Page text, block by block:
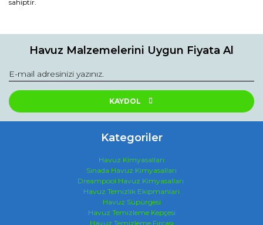
sahiptir.
Havuz Malzemelerini Uygun Fiyata Al
KAYDOL
Kategoriler
Havuz Kimyasalları
Sinada Havuz Kimyasalları
Dreampool Havuz Kimyasalları
Havuz Temizlik Ekipmanları
Havuz Süpürgesi
Havuz Temizleme Kepçesi
Havuz Temizleme Fırçası